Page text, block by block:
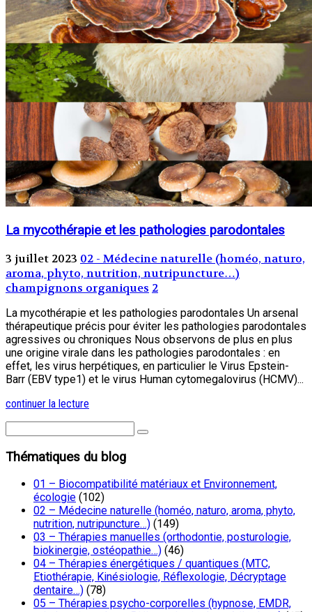
La mycothérapie et les pathologies parodontales
3 juillet 2023 02 - Médecine naturelle (homéo, naturo,
aroma, phyto, nutrition, nutripuncture…)
champignons organiques 2
La mycothérapie et les pathologies parodontales Un arsenal
thérapeutique précis pour éviter les pathologies parodontales
agressives ou chroniques Nous observons de plus en plus
une origine virale dans les pathologies parodontales : en
effet, les virus herpétiques, en particulier le Virus Epstein-
Barr (EBV type1) et le virus Human cytomegalovirus (HCMV)...
continuer la lecture
Thématiques du blog
01 – Biocompatibilité matériaux et Environnement,
écologie (102)
02 – Médecine naturelle (homéo, naturo, aroma, phyto,
nutrition, nutripuncture…) (149)
03 – Thérapies manuelles (orthodontie, posturologie,
biokinergie, ostéopathie…) (46)
04 – Thérapies énergétiques / quantiques (MTC,
Etiothérapie, Kinésiologie, Réflexologie, Décryptage
dentaire…) (78)
05 – Thérapies psycho-corporelles (hypnose, EMDR,